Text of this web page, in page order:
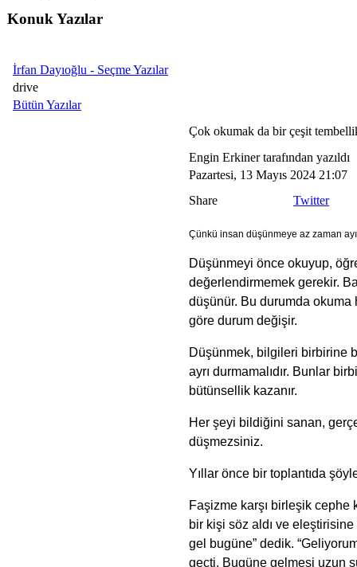
Konuk Yazılar
İrfan Dayıoğlu - Seçme Yazılar
drive
Bütün Yazılar
Çok okumak da bir çeşit
Engin Erkiner tarafından yazıldı
Pazartesi, 13 Mayıs 2024 21:07
Share
Twitter
Çünkü insan düşünmeye az zaman
Düşünmeyi önce okuyup,
değerlendirmemek gerekir.
düşünür. Bu durumda okuma
göre durum değişir.
Düşünmek, bilgileri birbirine
ayrı durmamalıdır. Bunlar
bütünsellik kazanır.
Her şeyi bildiğini sanan,
düşmezsiniz.
Yıllar önce bir toplantıda
Faşizme karşı birleşik cephe
bir kişi söz aldı ve eleştirisine
gel bugüne” dedik.
geçti. Bugüne gelmesi uzun